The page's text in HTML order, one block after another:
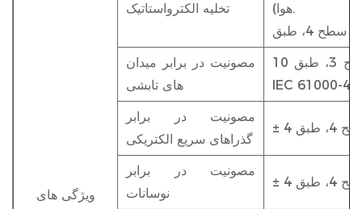
ویژگی های
تخلیه الکترواستاتیک
هوا).
مصونیت در برابر میدان
های تابشی
10 ولت بر متر، 80 - 2000 مگاهرتز؛ سطح 3، طبق
IEC 61000-4-
مصونیت در برابر
گذراهای سریع الکتریکی
مصونیت در برابر
نوسانات